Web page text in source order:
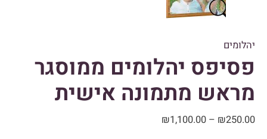
יהלומים
פסיפס יהלומים ממוסגר
מראש מתמונה אישית
₪250.00
–
₪1,100.00